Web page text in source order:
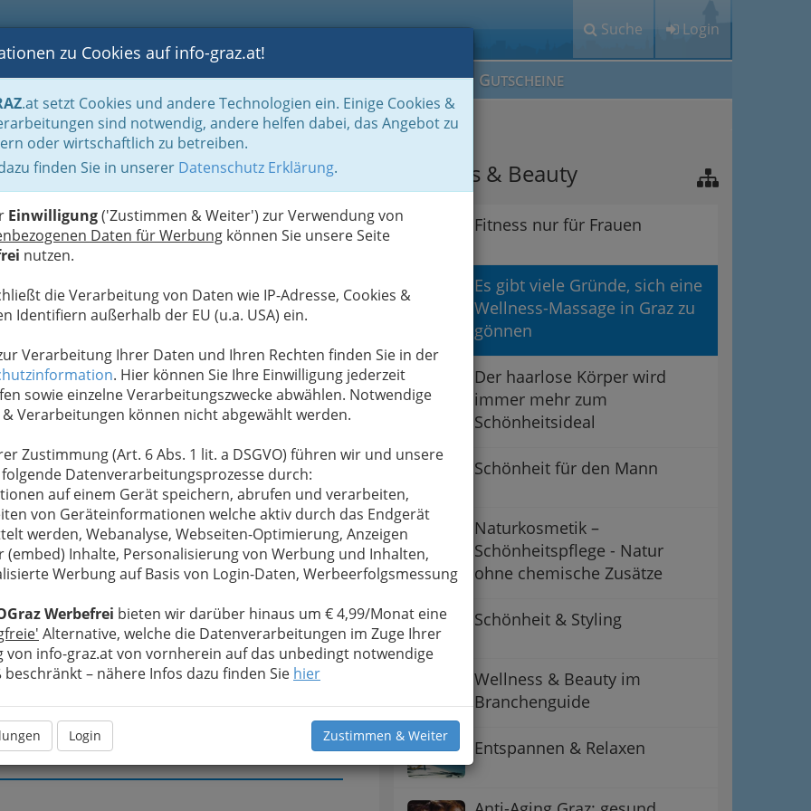
Suche Login
BLOGS FOTOS GASTRONOMIE BRANCHEN MEIN IG GUTSCHEINE
zu Cookies auf info-graz.at!
.at setzt Cookies und andere Technologien ein. Einige Cookies &
sind notwendig, andere helfen dabei, das Angebot zu
oder wirtschaftlich zu betreiben.
finden Sie in unserer Datenschutz Erklärung.
Einwilligung('Zustimmen & Weiter') zur Verwendung von
Daten für Werbung können Sie unsere Seite
nutzen.
die Verarbeitung von Daten wie IP-Adresse, Cookies &
Identifiern außerhalb der EU (u.a. USA) ein.
Verarbeitung Ihrer Daten und Ihren Rechten finden Sie in der
. Hier können Sie Ihre Einwilligung jederzeit
sowie einzelne Verarbeitungszwecke abwählen. Notwendige
& Verarbeitungen können nicht abgewählt werden.
Zustimmung (Art. 6 Abs. 1 lit. a DSGVO) führen wir und unsere
Datenverarbeitungsprozesse durch:
auf einem Gerät speichern, abrufen und verarbeiten,
von Geräteinformationen welche aktiv durch das Endgerät
werden, Webanalyse, Webseiten-Optimierung, Anzeigen
(embed) Inhalte, Personalisierung von Werbung und Inhalten,
Werbung auf Basis von Login-Daten, Werbeerfolgsmessung
Werbefrei bieten wir darüber hinaus um € 4,99/Monat eine
Alternative, welche die Datenverarbeitungen im Zuge Ihrer
von info-graz.at von vornherein auf das unbedingt notwendige
beschränkt – nähere Infos dazu finden Sie hier
Login Zustimmen & Weiter
sich eine Wellness-Massage in Graz zu gönnen
Shiatsu und Cranio-
Ihre Nachricht wird nach dem Absenden
Peter Hirsch - Praxis für Shiatsu und Cranio-
Meine Nachricht
Meine Nachricht senden
Wellness & Beauty
Fitness nur für Frauen
Es gibt viele Gründe, sich eine
Wellness-Massage in Graz zu
gönnen
Der haarlose Körper wird
immer mehr zum
Schönheitsideal
Schönheit für den Mann
Naturkosmetik –
Schönheitspflege - Natur
ohne chemische Zusätze
Schönheit & Styling
Wellness & Beauty im
Branchenguide
Entspannen & Relaxen